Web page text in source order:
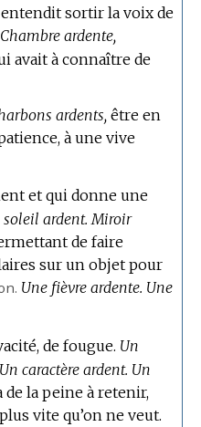
DOMAINE
sortir la voix de
Chambre ardente,
avait à connaître de
ardents, être en
à une vive
et qui donne une
soleil ardent. Miroir
de faire
sur un objet pour
Une fièvre ardente. Une
de fougue. Un
Un caractère ardent. Un
de la peine à retenir,
vite qu’on ne veut.